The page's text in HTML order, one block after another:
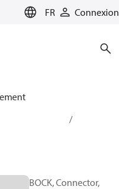
FR Connexion
chauffage
BOCK, Connector,